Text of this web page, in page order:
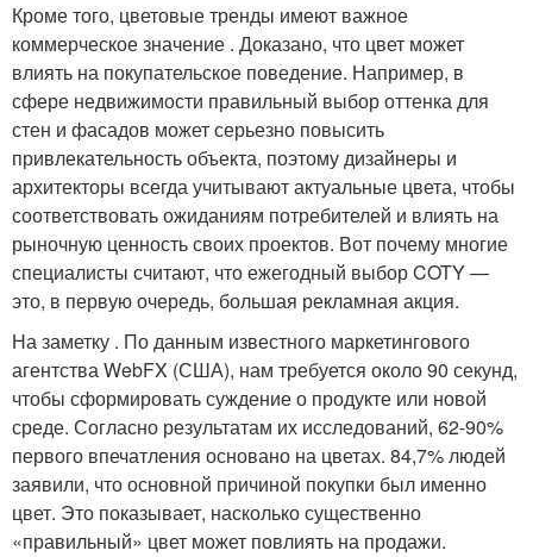
Кроме того, цветовые тренды имеют важное
коммерческое значение . Доказано, что цвет может
влиять на покупательское поведение. Например, в
сфере недвижимости правильный выбор оттенка для
стен и фасадов может серьезно повысить
привлекательность объекта, поэтому дизайнеры и
архитекторы всегда учитывают актуальные цвета, чтобы
соответствовать ожиданиям потребителей и влиять на
рыночную ценность своих проектов. Вот почему многие
специалисты считают, что ежегодный выбор COTY —
это, в первую очередь, большая рекламная акция.
На заметку . По данным известного маркетингового
агентства WebFX (США), нам требуется около 90 секунд,
чтобы сформировать суждение о продукте или новой
среде. Согласно результатам их исследований, 62-90%
первого впечатления основано на цветах. 84,7% людей
заявили, что основной причиной покупки был именно
цвет. Это показывает, насколько существенно
«правильный» цвет может повлиять на продажи.